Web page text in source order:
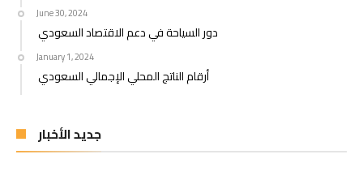
June 30, 2024
دور السياحة في دعم الاقتصاد السعودي
January 1, 2024
أرقام الناتج المحلي الإجمالي السعودي
جديد الأخبار